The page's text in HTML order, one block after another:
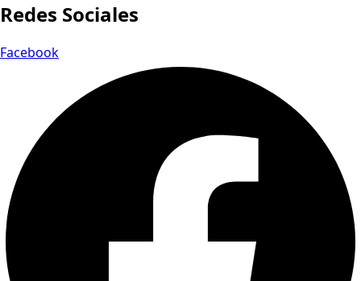
Redes Sociales
Facebook